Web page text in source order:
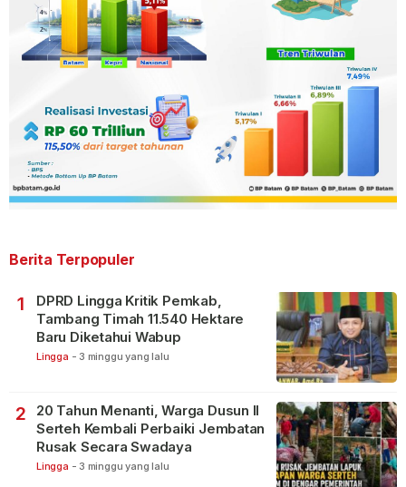
Berita Terpopuler
1
DPRD Lingga Kritik Pemkab,
Tambang Timah 11.540 Hektare
Baru Diketahui Wabup
Lingga - 3 minggu yang lalu
2
20 Tahun Menanti, Warga Dusun II
Serteh Kembali Perbaiki Jembatan
Rusak Secara Swadaya
Lingga - 3 minggu yang lalu